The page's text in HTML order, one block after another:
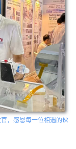
，感恩每一位相遇的伙